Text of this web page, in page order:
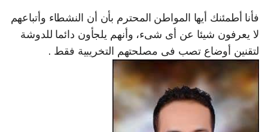
فأنا أطمئنك أيها المواطن المحترم بأن أن النشطاء وأتباعهم
لا يعرفون شيئا عن أى شىء، وأنهم يلجأون دائما للدوشة
لتقنين أوضاع تصب فى مصلحتهم التخريبية فقط .